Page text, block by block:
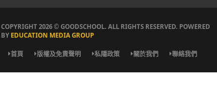
COPYRIGHT 2026 © GOODSCHOOL. ALL RIGHTS RESERVED. POWERED
BY EDUCATION MEDIA GROUP
首頁 版權及免責聲明 私隱政策 關於我們 聯絡我們